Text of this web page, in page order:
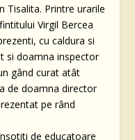
Tisalita. Printre urarile
Virgil Bercea
cu caldura si
si doamna inspector
gând curat atât
de doamna director
pe rând
de educatoare